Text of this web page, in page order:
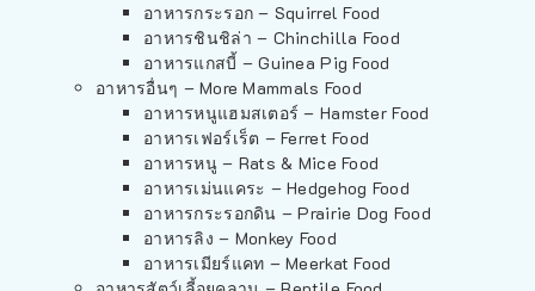
อาหารกระรอก – Squirrel Food
อาหารชินชิล่า – Chinchilla Food
อาหารแกสบี้ – Guinea Pig Food
อาหารอื่นๆ – More Mammals Food
อาหารหนูแฮมสเตอร์ – Hamster Food
อาหารเฟอร์เร็ต – Ferret Food
อาหารหนู – Rats & Mice Food
อาหารเม่นแคระ – Hedgehog Food
อาหารกระรอกดิน – Prairie Dog Food
อาหารลิง – Monkey Food
อาหารเมียร์แคท – Meerkat Food